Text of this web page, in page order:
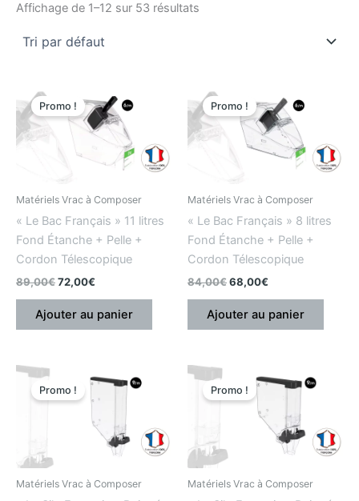
Affichage de 1–12 sur 53 résultats
Promo !
Matériels Vrac à Composer
« Le Bac Français » 11 litres
Fond Étanche + Pelle +
Cordon Télescopique
89,00€
prix
initial
était
89,00€.
72,00€
prix
actuel
est
72,00€.
Ajouter au panier
Promo !
Matériels Vrac à Composer
« Le Bac Français » 8 litres
Fond Étanche + Pelle +
Cordon Télescopique
84,00€
prix
initial
était
84,00€.
68,00€
prix
actuel
est
:
68,00€.
Ajouter au panier
Promo !
Matériels Vrac à Composer
prix
initial
106,00€.
prix
actuel
79,00€.
Promo !
Matériels Vrac à Composer
prix
initial
prix
est
:
88,00€.